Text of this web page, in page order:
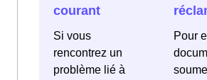
courant
Si vous
rencontrez un
problème lié à
Pour